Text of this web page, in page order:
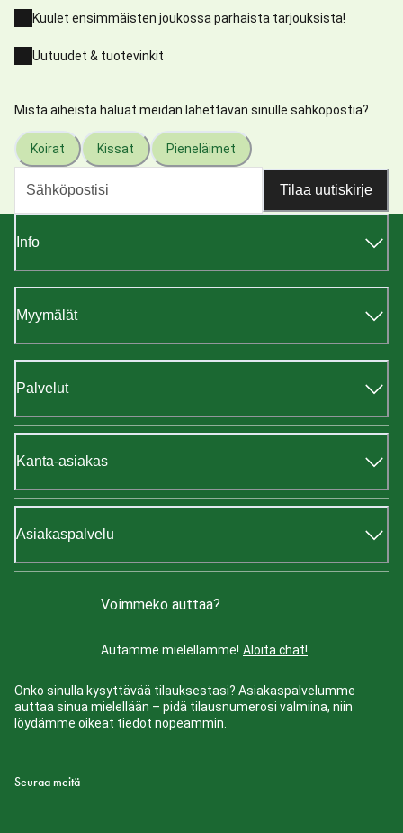
Kuulet ensimmäisten joukossa parhaista tarjouksista!
Uutuudet & tuotevinkit
Mistä aiheista haluat meidän lähettävän sinulle sähköpostia?
Koirat Kissat Pieneläimet
Tilaa uutiskirje
Info
Myymälät
Palvelut
Kanta-asiakas
Asiakaspalvelu
Voimmeko auttaa?
Autamme mielellämme! Aloita chat!
Onko sinulla kysyttävää tilauksestasi? Asiakaspalvelumme
auttaa sinua mielellään – pidä tilausnumerosi valmiina, niin
löydämme oikeat tiedot nopeammin.
Seuraa meitä